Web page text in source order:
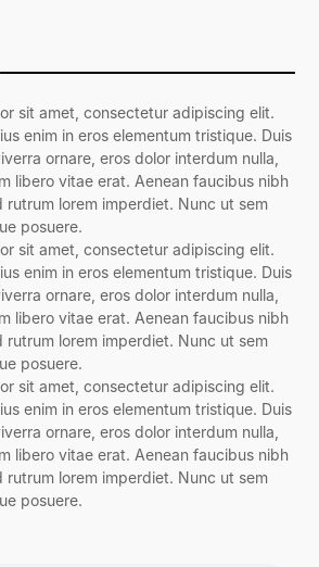
sit amet, consectetur adipiscing elit.
enim in eros elementum tristique. Duis
ornare, eros dolor interdum nulla,
libero vitae erat. Aenean faucibus nibh
rutrum lorem imperdiet. Nunc ut sem
posuere.
sit amet, consectetur adipiscing elit.
enim in eros elementum tristique. Duis
ornare, eros dolor interdum nulla,
libero vitae erat. Aenean faucibus nibh
rutrum lorem imperdiet. Nunc ut sem
posuere.
sit amet, consectetur adipiscing elit.
enim in eros elementum tristique. Duis
ornare, eros dolor interdum nulla,
libero vitae erat. Aenean faucibus nibh
rutrum lorem imperdiet. Nunc ut sem
posuere.